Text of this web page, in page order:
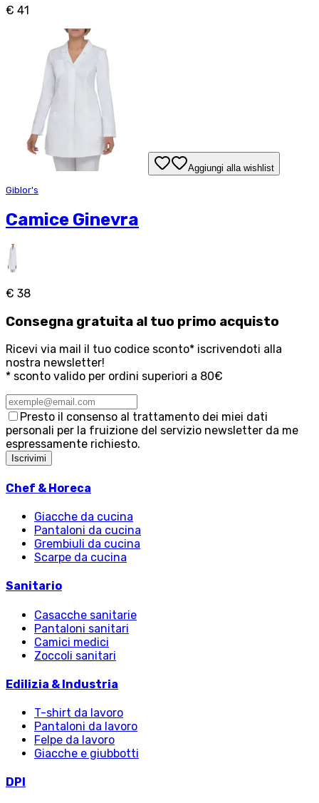
€ 41
Aggiungi alla wishlist
Giblor's
Camice Ginevra
€ 38
Consegna gratuita al tuo primo acquisto
Ricevi via mail il tuo codice sconto* iscrivendoti alla
nostra newsletter!
* sconto valido per ordini superiori a 80€
Presto il consenso al trattamento dei miei dati
personali per la fruizione del servizio newsletter da me
espressamente richiesto.
Iscrivimi
Chef & Horeca
Giacche da cucina
Pantaloni da cucina
Grembiuli da cucina
Scarpe da cucina
Sanitario
Casacche sanitarie
Pantaloni sanitari
Camici medici
Zoccoli sanitari
Edilizia & Industria
T-shirt da lavoro
Pantaloni da lavoro
Felpe da lavoro
Giacche e giubbotti
DPI